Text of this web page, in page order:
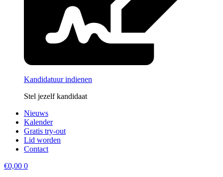
Kandidatuur indienen
Stel jezelf kandidaat
Nieuws
Kalender
Gratis try-out
Lid worden
Contact
€0,00 0